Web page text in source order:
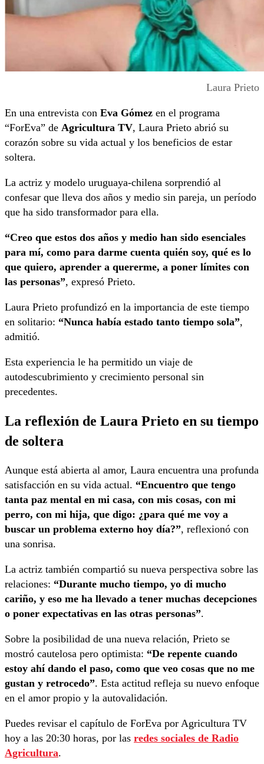
Laura Prieto
En una entrevista con Eva Gómez en el programa
“ForEva” de Agricultura TV, Laura Prieto abrió su
corazón sobre su vida actual y los beneficios de estar
soltera.
La actriz y modelo uruguaya-chilena sorprendió al
confesar que lleva dos años y medio sin pareja, un período
que ha sido transformador para ella.
“Creo que estos dos años y medio han sido esenciales
para mí, como para darme cuenta quién soy, qué es lo
que quiero, aprender a quererme, a poner límites con
las personas”, expresó Prieto.
Laura Prieto profundizó en la importancia de este tiempo
en solitario: “Nunca había estado tanto tiempo sola”,
admitió.
Esta experiencia le ha permitido un viaje de
autodescubrimiento y crecimiento personal sin
precedentes.
La reflexión de Laura Prieto en su tiempo
de soltera
Aunque está abierta al amor, Laura encuentra una profunda
satisfacción en su vida actual. “Encuentro que tengo
tanta paz mental en mi casa, con mis cosas, con mi
perro, con mi hija, que digo: ¿para qué me voy a
buscar un problema externo hoy día?”, reflexionó con
una sonrisa.
La actriz también compartió su nueva perspectiva sobre las
relaciones: “Durante mucho tiempo, yo di mucho
cariño, y eso me ha llevado a tener muchas decepciones
o poner expectativas en las otras personas”.
Sobre la posibilidad de una nueva relación, Prieto se
mostró cautelosa pero optimista: “De repente cuando
estoy ahí dando el paso, como que veo cosas que no me
gustan y retrocedo”. Esta actitud refleja su nuevo enfoque
en el amor propio y la autovalidación.
Puedes revisar el capítulo de ForEva por Agricultura TV
hoy a las 20:30 horas, por las redes sociales de Radio
Agricultura.